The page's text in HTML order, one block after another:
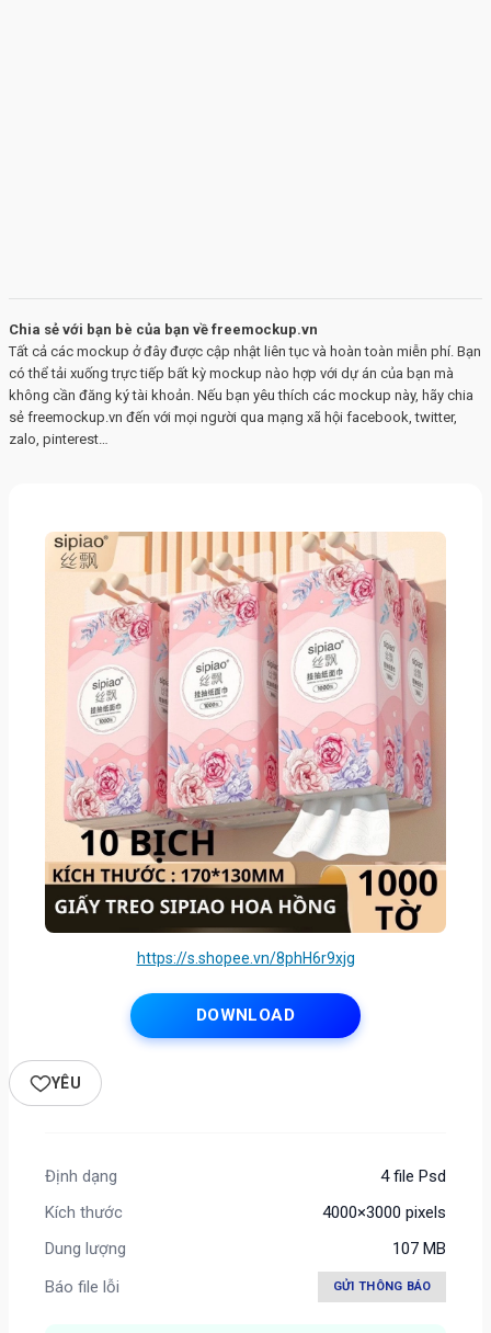
Chia sẻ với bạn bè của bạn về freemockup.vn
Tất cả các mockup ở đây được cập nhật liên tục và hoàn toàn miễn phí. Bạn
có thể tải xuống trực tiếp bất kỳ mockup nào hợp với dự án của bạn mà
không cần đăng ký tài khoản. Nếu bạn yêu thích các mockup này, hãy chia
sẻ freemockup.vn đến với mọi người qua mạng xã hội facebook, twitter,
zalo, pinterest…
https://s.shopee.vn/8phH6r9xjg
DOWNLOAD
YÊU
Định dạng
4 file Psd
Kích thước
4000×3000 pixels
Dung lượng
107 MB
Báo file lỗi
GỬI THÔNG BÁO